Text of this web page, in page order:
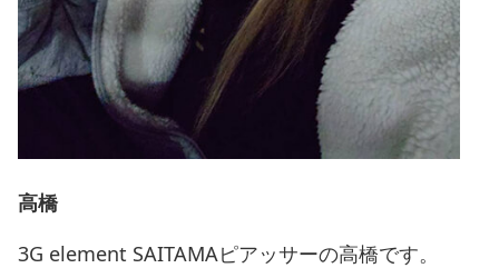
高橋
3G element SAITAMAピアッサーの高橋です。